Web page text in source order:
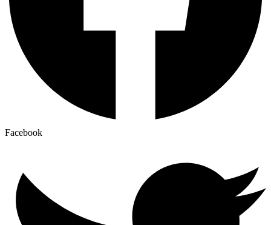
Facebook